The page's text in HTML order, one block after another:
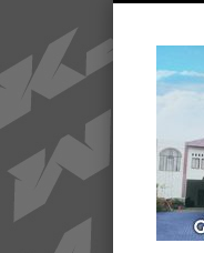
FacebookVimeo